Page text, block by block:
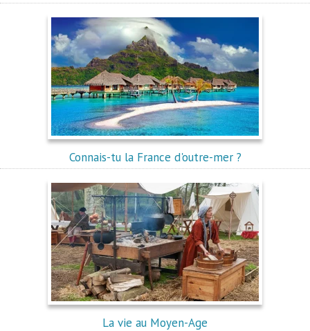
Connais-tu la France d'outre-mer ?
La vie au Moyen-Age